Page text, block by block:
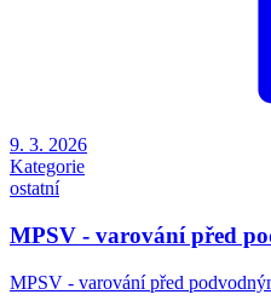
9. 3. 2026
Kategorie
ostatní
MPSV - varování před
MPSV - varování před